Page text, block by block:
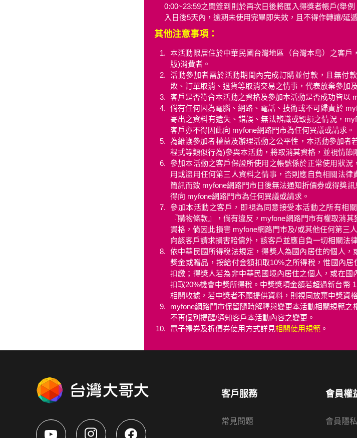
0:00~23:59之間簽到則於再次日後將匯入得獎者帳戶(舉
入日後5天內，逾期未使用完畢即失效，且不得作轉讓/延
其他注意事項：
本活動限居住於中華民國台灣地區（台灣本島）之客
版)消費者。
活動參加者需於活動期間內完成訂購並付款，且無付
敗、訂單取消、退貨等取消交易之情事，代表放棄參加
客戶是否符合本活動之資格及參加本活動是否成功皆以
倘有任何因為電腦、網路、電話、技術或不可歸責於
寄出之資料有遺失、錯誤、無法辨識或毀損之情況，
客戶亦不得因此向 myfone網路門市為任何異議或請求。
為維護參加者權益及辦理活動之公平性，本活動參加者
程式等類似行為)參與本活動，將取消其資格，並視情節
參加本活動之客戶保證所使用之帳號係於正常使用狀
用或盜用任何第三人資料之情事，否則應自負相關法
簡訊而致 myfone網路門市日後無法通知折價券或得獎
得向 myfone網路門市為任何異議或請求。
參加本活動之客戶，即視為同意接受本活動之所有相
『購物條款』，倘有違反，myfone網路門市有權取消
資格，倘因此損害 myfone網路門市及/或其他任何第三
向該客戶請求損害賠償外，該客戶並應自負一切相關法
依中華民國所得稅法規定，得獎人為國內居住的個人
獎金或贈品，按給付金額扣取10%之所得稅，惟國內
扣繳；得獎人若為非中華民國境內居住之個人，或在
扣取20%機會中獎所得稅。中獎獎項金額若超過新台幣
相關收據，若中獎者不願提供資料，則視同放棄中獎資
myfone網路門市保留隨時解釋與變更本活動相關規範之
不再個別提醒/通知客戶本活動內容之變更。
電子禮券及折價券使用方式詳見相關使用規範 。
客戶服務
常見問題
會員權
會員隱